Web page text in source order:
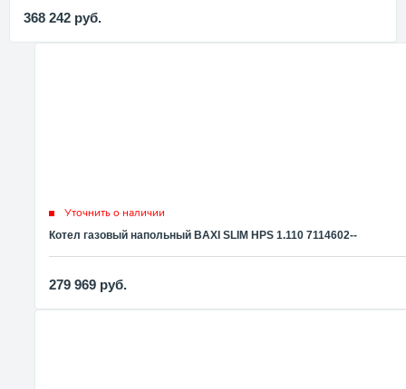
368 242 руб.
Уточнить о наличии
Котел газовый напольный BAXI SLIM HPS 1.110 7114602--
279 969 руб.